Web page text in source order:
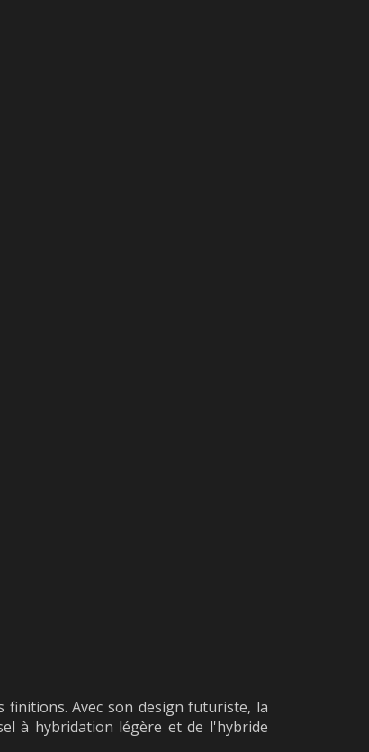
Avec son design futuriste, la
à hybridation légère et de l'hybride